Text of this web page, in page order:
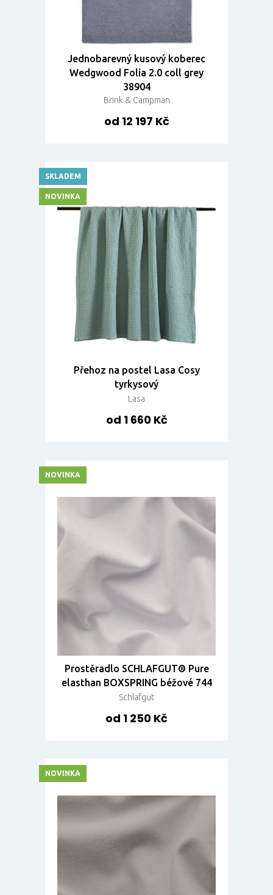
Jednobarevný kusový koberec
Wedgwood Folia 2.0 coll grey
38904
Brink & Campman
od 12 197 Kč
Přehoz na postel Lasa Cosy
tyrkysový
Lasa
od 1 660 Kč
SKLADEM
NOVINKA
Prostěradlo SCHLAFGUT® Pure
elasthan BOXSPRING béžové 744
Schlafgut
od 1 250 Kč
NOVINKA
NOVINKA